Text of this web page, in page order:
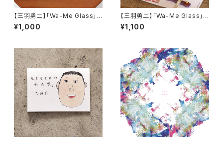
【三羽勇二】「Wa-Me Glass」ワ
ーミーお顔パーツC
¥1,000
【三羽勇二】「Wa-Me Glass」ワ
ーミー箸置き (2026春)
¥1,100